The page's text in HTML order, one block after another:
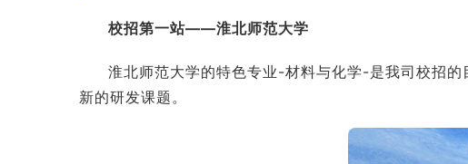
校招第一站——淮北师范大学
淮北师范大学的特色专业-材料与化学-是我司校招
新的研发课题。